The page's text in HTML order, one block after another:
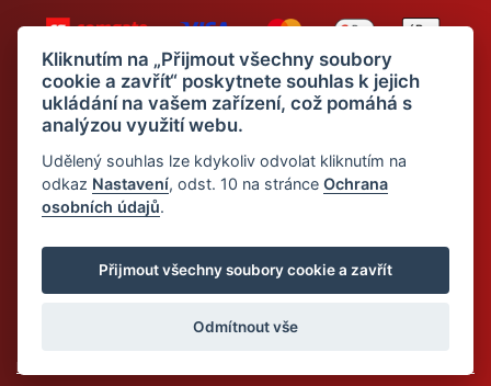
Chci odebírat newsletter
© 2026 Dietalegre - bílkovinná dieta pro zdravé hubnutí
Mapa stránek Crespo, s.r.o.
Kliknutím na „Přijmout všechny soubory
cookie a zavřít“ poskytnete souhlas k jejich
ukládání na vašem zařízení, což pomáhá s
analýzou využití webu.
Udělený souhlas lze kdykoliv odvolat kliknutím na
odkaz Nastavení, odst. 10 na stránceOchrana
osobních údajů.
Přijmout všechny soubory cookie a zavřít
Odmítnout vše